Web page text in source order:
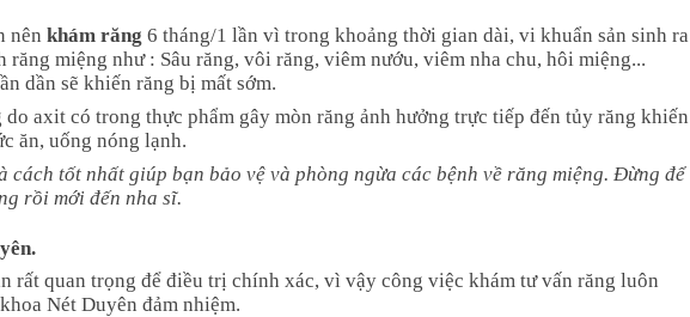
nên khám răng 6 tháng/1 lần vì trong khoảng thời gian dài, vi khuẩn sản sinh ra
răng miệng như : Sâu răng, vôi răng, viêm nướu, viêm nha chu, hôi miệng...
dần sẽ khiến răng bị mất sớm.
axit có trong thực phẩm gây mòn răng ảnh hưởng trực tiếp đến tủy răng khiến
ăn, uống nóng lạnh.
cách tốt nhất giúp bạn bảo vệ và phòng ngừa các bệnh về răng miệng. Đừng để
rồi mới đến nha sĩ.
rất quan trọng để điều trị chính xác, vì vậy công việc khám tư vấn răng luôn
Nét Duyên đảm nhiệm.